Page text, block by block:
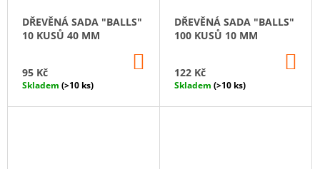
DŘEVĚNÁ SADA "BALLS"
10 KUSŮ 40 MM
95 Kč KOŠÍKU
Skladem (>10 ks)
DŘEVĚNÁ SADA "BALLS"
100 KUSŮ 10 MM
122 Kč
Skladem (>10 ks)